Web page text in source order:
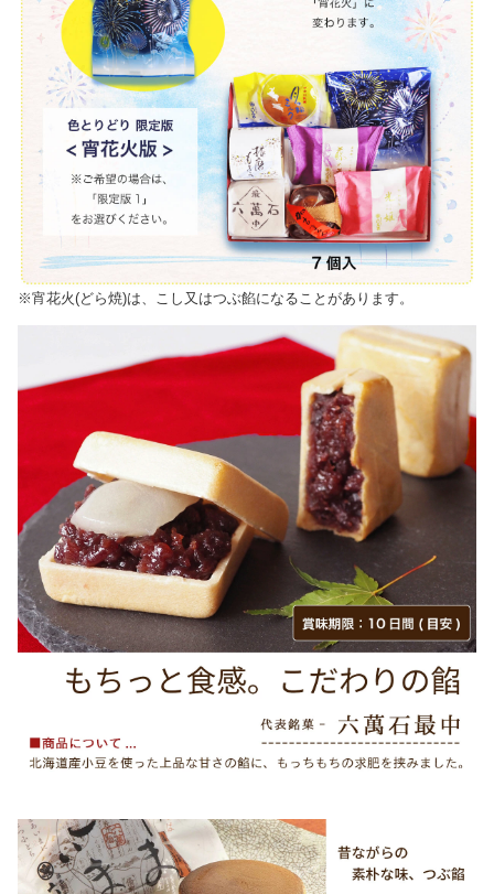
※宵花火(どら焼)は、こし又はつぶ餡になることがあります。